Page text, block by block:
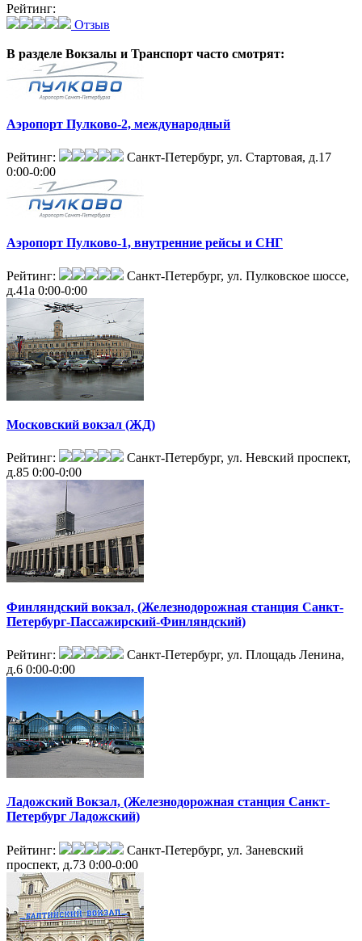
Рейтинг:
Отзыв
В разделе Вокзалы и Транспорт часто смотрят:
Аэропорт Пулково-2, международный
Рейтинг:
Санкт-Петербург, ул. Стартовая, д.17
0:00-0:00
Аэропорт Пулково-1, внутренние рейсы и СНГ
Рейтинг:
Санкт-Петербург, ул. Пулковское шоссе,
д.41а 0:00-0:00
Московский вокзал (ЖД)
Рейтинг:
Санкт-Петербург, ул. Невский проспект,
д.85 0:00-0:00
Финляндский вокзал, (Железнодорожная станция Санкт-
Петербург-Пассажирский-Финляндский)
Рейтинг:
Санкт-Петербург, ул. Площадь Ленина,
д.6 0:00-0:00
Ладожский Вокзал, (Железнодорожная станция Санкт-
Петербург Ладожский)
Рейтинг:
Санкт-Петербург, ул. Заневский
проспект, д.73 0:00-0:00